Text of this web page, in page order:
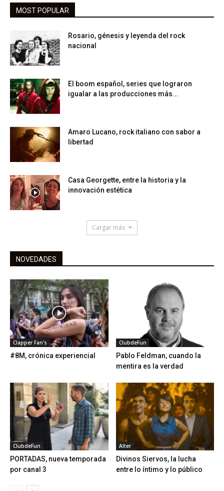
MOST POPULAR
Rosario, génesis y leyenda del rock
nacional
El boom español, series que lograron
igualar a las producciones más...
Amaro Lucano, rock italiano con sabor a
libertad
Casa Georgette, entre la historia y la
innovación estética
Cargar más
NOVEDADES
Clapper Fan's
#8M, crónica experiencial
ClubdeFun
Pablo Feldman, cuando la
mentira es la verdad
ClubdeFun
PORTADAS, nueva temporada
por canal 3
Alter
Divinos Siervos, la lucha
entre lo íntimo y lo público